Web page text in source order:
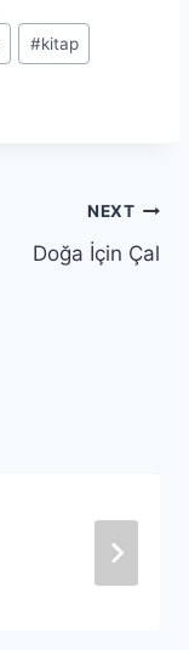
#kitap
NEXT
Doğa İçin Çal